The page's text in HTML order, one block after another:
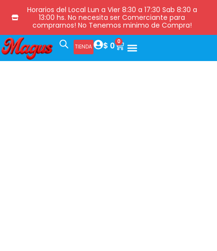
Horarios del Local Lun a Vier 8:30 a 17:30 Sab 8:30 a
13:00 hs. No necesita ser Comerciante para
comprarnos! No Tenemos minimo de Compra!
TIENDA $ 0 0